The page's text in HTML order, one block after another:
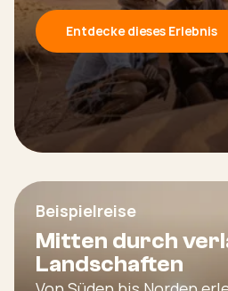
Entdecke dieses Erlebnis
Beispielreise
Mitten durch
Landschaften